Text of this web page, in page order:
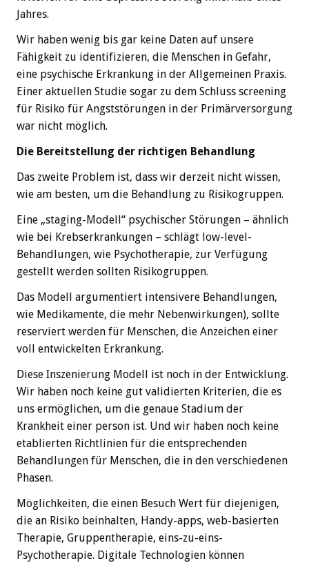
Jahres.
Wir haben wenig bis gar keine Daten auf unsere
Fähigkeit zu identifizieren, die Menschen in Gefahr,
eine psychische Erkrankung in der Allgemeinen Praxis.
Einer aktuellen Studie sogar zu dem Schluss screening
für Risiko für Angststörungen in der Primärversorgung
war nicht möglich.
Die Bereitstellung der richtigen Behandlung
Das zweite Problem ist, dass wir derzeit nicht wissen,
wie am besten, um die Behandlung zu Risikogruppen.
Eine „staging-Modell“ psychischer Störungen – ähnlich
wie bei Krebserkrankungen – schlägt low-level-
Behandlungen, wie Psychotherapie, zur Verfügung
gestellt werden sollten Risikogruppen.
Das Modell argumentiert intensivere Behandlungen,
wie Medikamente, die mehr Nebenwirkungen), sollte
reserviert werden für Menschen, die Anzeichen einer
voll entwickelten Erkrankung.
Diese Inszenierung Modell ist noch in der Entwicklung.
Wir haben noch keine gut validierten Kriterien, die es
uns ermöglichen, um die genaue Stadium der
Krankheit einer person ist. Und wir haben noch keine
etablierten Richtlinien für die entsprechenden
Behandlungen für Menschen, die in den verschiedenen
Phasen.
Möglichkeiten, die einen Besuch Wert für diejenigen,
die an Risiko beinhalten, Handy-apps, web-basierten
Therapie, Gruppentherapie, eins-zu-eins-
Psychotherapie. Digitale Technologien können